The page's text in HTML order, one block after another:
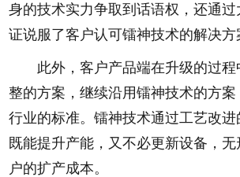
身的技术实力争取到话语权，还通
证说服了客户认可镭神技术的解决方
此外，客户产品端在升级的过程
整的方案，继续沿用镭神技术的方
行业的标准。镭神技术通过工艺改
既能提升产能，又不必更新设备，
户的扩产成本。